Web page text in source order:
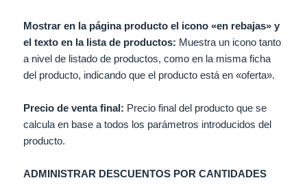
Mostrar en la página producto el icono «en rebajas» y
el texto en la lista de productos: Muestra un icono tanto
a nivel de listado de productos, como en la misma ficha
del producto, indicando que el producto está en «oferta».
Precio de venta final: Precio final del producto que se
calcula en base a todos los parámetros introducidos del
producto.
ADMINISTRAR DESCUENTOS POR CANTIDADES